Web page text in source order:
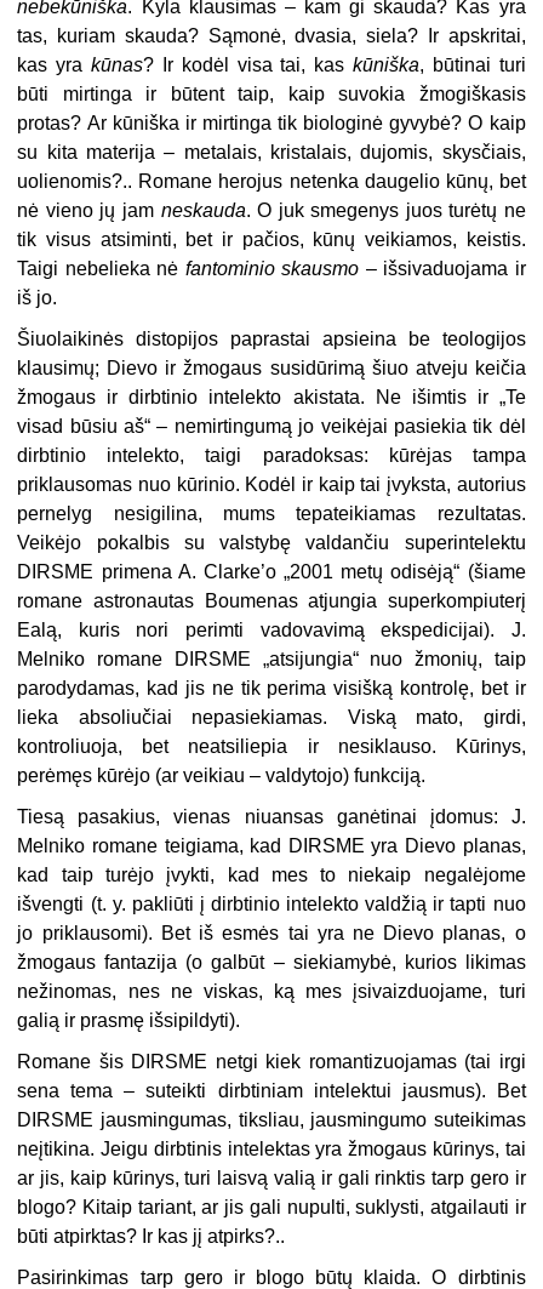
nebekūniška. Kyla klausimas – kam gi skauda? Kas yra
tas, kuriam skauda? Sąmonė, dvasia, siela? Ir apskritai,
kas yrakūnas? Ir kodėl visa tai, kas kūniška, būtinai turi
būti mirtinga ir būtent taip, kaip suvokia žmogiškasis
protas? Ar kūniška ir mirtinga tik biologinė gyvybė? O kaip
su kita materija – metalais, kristalais, dujomis, skysčiais,
uolienomis?.. Romane herojus netenka daugelio kūnų, bet
nė vieno jų jam neskauda. O juk smegenys juos turėtų ne
tik visus atsiminti, bet ir pačios, kūnų veikiamos, keistis.
Taigi nebelieka nė fantominio skausmo – išsivaduojama ir
iš jo.
Šiuolaikinės distopijos paprastai apsieina be teologijos
klausimų; Dievo ir žmogaus susidūrimą šiuo atveju keičia
žmogaus ir dirbtinio intelekto akistata. Ne išimtis ir „Te
visad būsiu aš“ – nemirtingumą jo veikėjai pasiekia tik dėl
dirbtinio intelekto, taigi paradoksas: kūrėjas tampa
priklausomas nuo kūrinio. Kodėl ir kaip tai įvyksta, autorius
pernelyg nesigilina, mums tepateikiamas rezultatas.
Veikėjo pokalbis su valstybę valdančiu superintelektu
DIRSME primena A. Clarke’o „2001 metų odisėją“ (šiame
romane astronautas Boumenas atjungia superkompiuterį
Ealą, kuris nori perimti vadovavimą ekspedicijai). J.
Melniko romane DIRSME „atsijungia“ nuo žmonių, taip
parodydamas, kad jis ne tik perima visišką kontrolę, bet ir
lieka absoliučiai nepasiekiamas. Viską mato, girdi,
kontroliuoja, bet neatsiliepia ir nesiklauso. Kūrinys,
perėmęs kūrėjo (ar veikiau – valdytojo) funkciją.
Tiesą pasakius, vienas niuansas ganėtinai įdomus: J.
Melniko romane teigiama, kad DIRSME yra Dievo planas,
kad taip turėjo įvykti, kad mes to niekaip negalėjome
išvengti (t. y. pakliūti į dirbtinio intelekto valdžią ir tapti nuo
jo priklausomi). Bet iš esmės tai yra ne Dievo planas, o
žmogaus fantazija (o galbūt – siekiamybė, kurios likimas
nežinomas, nes ne viskas, ką mes įsivaizduojame, turi
galią ir prasmę išsipildyti).
Romane šis DIRSME netgi kiek romantizuojamas (tai irgi
sena tema – suteikti dirbtiniam intelektui jausmus). Bet
DIRSME jausmingumas, tiksliau, jausmingumo suteikimas
neįtikina. Jeigu dirbtinis intelektas yra žmogaus kūrinys, tai
ar jis, kaip kūrinys, turi laisvą valią ir gali rinktis tarp gero ir
blogo? Kitaip tariant, ar jis gali nupulti, suklysti, atgailauti ir
būti atpirktas? Ir kas jį atpirks?..
Pasirinkimas tarp gero ir blogo būtų klaida. O dirbtinis